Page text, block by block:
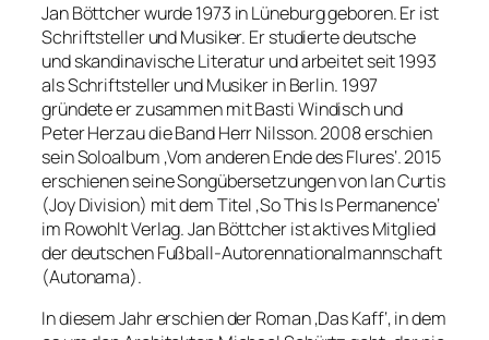
Jan Böttcher wurde 1973 in Lüneburg geboren. Er ist
Schriftsteller und Musiker. Er studierte deutsche
und skandinavische Literatur und arbeitet seit 1993
als Schriftsteller und Musiker in Berlin. 1997
gründete er zusammen mit Basti Windisch und
Peter Herzau die Band Herr Nilsson. 2008 erschien
sein Soloalbum ‚Vom anderen Ende des Flures‘. 2015
erschienen seine Songübersetzungen von Ian Curtis
(Joy Division) mit dem Titel ‚So This Is Permanence‘
im Rowohlt Verlag. Jan Böttcher ist aktives Mitglied
der deutschen Fußball-Autorennationalmannschaft
(Autonama).
In diesem Jahr erschien der Roman ‚Das Kaff‘, in dem